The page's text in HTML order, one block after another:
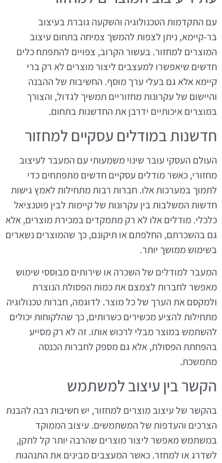
עם התקדמות הטכנולוגיה והשקעה גוברת בעיצוב
בר-קיימא, ניתן לצפות להמשך צמיחה בתחום עיצוב
המוצרים למחזור. בעשור הקרוב, צפויים להתפתח כלים
חדשים שיאפשרו למעצבים ליצור מוצרים לא רק ברי
קיימא אלא גם בעלי ערך מוסף. החשיבות של ההבנה
והיישום של עקרונות מחזוריים תמשיך לגדול, והצורך
במוצרים איכותיים ידרבן את החדשנות בתחום.
חדשנות במודלים עסקיים למחזור
העולם העסקי עובר שינוי משמעותי עם המעבר לעיצוב
מחזורי, כאשר מודלים עסקיים חדשים מתפתחים כדי
לתמוך במערכות אלו. חברות רבות מתחילות לאמץ גישות
חדשות המשלבות בין עקרונות של קיימות לבין פוטנציאל
כלכלי. מודלים אלו לא רק מתמקדים במכירת מוצרים, אלא
גם בהשכרתם, החלפתם או תיקונם, כך שהמוצרים נשארים
בשימוש ממושך יותר.
המעבר למודלים של השכרה או שירותים מבוססי שימוש
מאפשר לחברות לצמצם את כמות הפסולת הנוצרת
ולמקסם את הערך של כל מוצר. לדוגמה, חברות טכנולוגיה
מתחילות להציע מכשירים כשרותים, כך שהלקוחות יכולים
להשתמש במוצר מבלי לרכוש אותו. זה לא רק מסייע
בהפחתת הפסולת, אלא גם מספק לחברות הכנסה
מתמשכת.
הקשר בין עיצוב למשתמש
בהקשר של עיצוב מוצרים למחזור, יש חשיבות רבה להבנת
הצרכים והעדפות של המשתמשים. עיצוב הממוקד
במשתמש מאפשר ליצור מוצרים שהרבה יותר קל לתקן,
לשדרג או למחזר. כאשר המעצבים מבינים את התנהגות